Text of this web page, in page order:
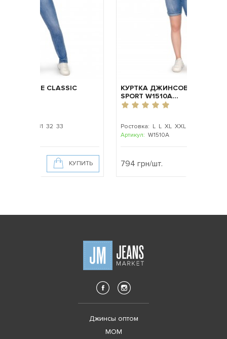
CLASSIC
КУПИТЬ
КУРТКА ДЖИНСОВАЯ ЖЕНСКАЯ
SPORT W1510A...
Ростовка: L L XL XXL XXXL XXXXL
Артикул:W1510A
794 грн/шт.
Джинсы оптом
MOM